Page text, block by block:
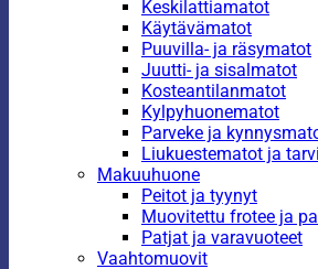
Keskilattiamatot
Käytävämatot
Puuvilla- ja räsymatot
Juutti- ja sisalmatot
Kosteantilanmatot
Kylpyhuonematot
Parveke ja
Liukuestematot ja
Makuuhuone
Peitot ja tyynyt
Muovitettu frotee ja
Patjat ja varavuoteet
Vaahtomuovit